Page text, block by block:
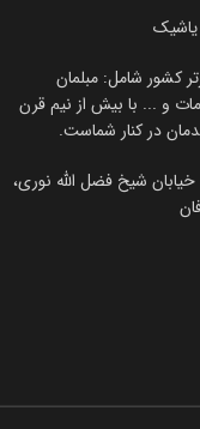
یاشیک
کشور شامل: مبلمان
و ... با بیش از نیم قرن
در کنار شماست.
شیخ فضل الله نوری،